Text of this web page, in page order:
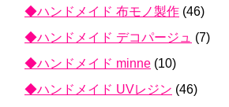
◆ハンドメイド 布モノ製作 (46)
◆ハンドメイド デコパージュ (7)
◆ハンドメイド minne (10)
◆ハンドメイド UVレジン (46)